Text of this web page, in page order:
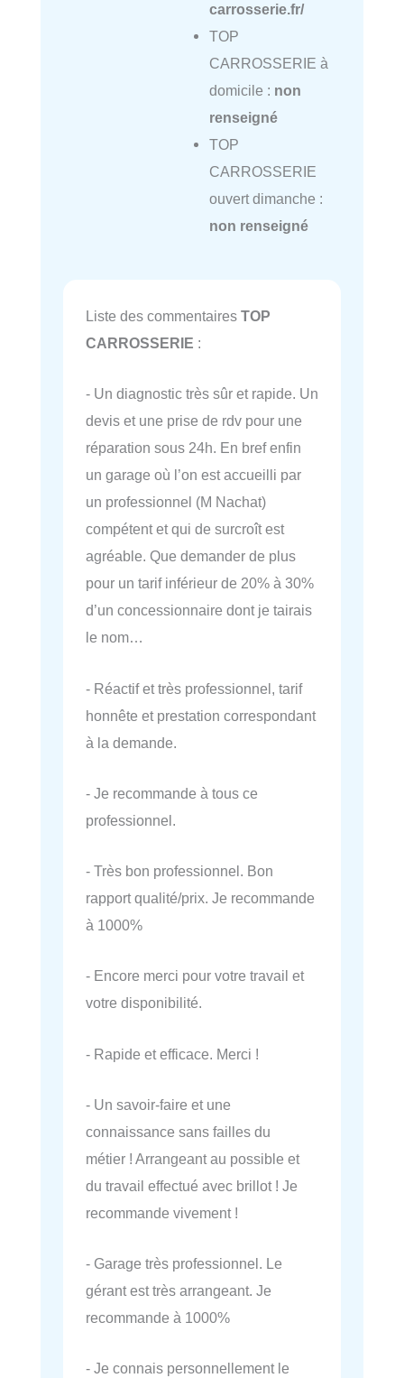
carrosserie.fr/
TOP
CARROSSERIE à
domicile : non
renseigné
TOP
CARROSSERIE
ouvert dimanche :
non renseigné
Liste des commentaires TOP
CARROSSERIE :
- Un diagnostic très sûr et rapide. Un
devis et une prise de rdv pour une
réparation sous 24h. En bref enfin
un garage où l’on est accueilli par
un professionnel (M Nachat)
compétent et qui de surcroît est
agréable. Que demander de plus
pour un tarif inférieur de 20% à 30%
d’un concessionnaire dont je tairais
le nom…
- Réactif et très professionnel, tarif
honnête et prestation correspondant
à la demande.
- Je recommande à tous ce
professionnel.
- Très bon professionnel. Bon
rapport qualité/prix. Je recommande
à 1000%
- Encore merci pour votre travail et
votre disponibilité.
- Rapide et efficace. Merci !
- Un savoir-faire et une
connaissance sans failles du
métier ! Arrangeant au possible et
du travail effectué avec brillot ! Je
recommande vivement !
- Garage très professionnel. Le
gérant est très arrangeant. Je
recommande à 1000%
- Je connais personnellement le